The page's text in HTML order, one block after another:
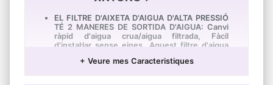
EL FILTRE D'AIXETA D'AIGUA D'ALTA PRESSIÓ
TÉ 2 MANERES DE SORTIDA D'AIGUA: Canvi
ràpid d'aigua crua/aigua filtrada, Fàcil
d'instal·lar sense eines, Aquest filtre d'aigua
coco 100% natural, Elimina eficaçment sorra,
+ Veure mes Caracteristiques